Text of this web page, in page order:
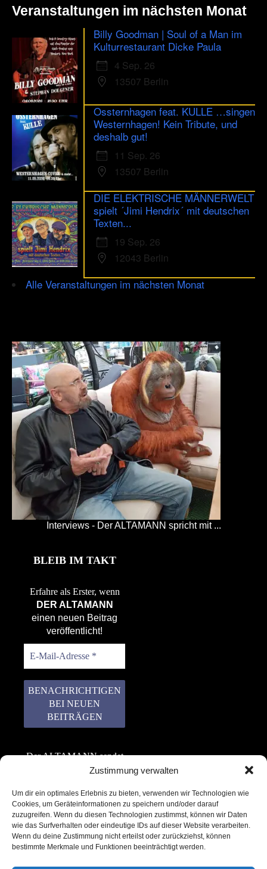
Zustimmung verwalten
Um dir ein optimales Erlebnis zu bieten, verwenden wir Technologien wie
Cookies, um Geräteinformationen zu speichern und/oder darauf
zuzugreifen. Wenn du diesen Technologien zustimmst, können wir Daten
wie das Surfverhalten oder eindeutige IDs auf dieser Website verarbeiten.
Wenn du deine Zustimmung nicht erteilst oder zurückziehst, können
bestimmte Merkmale und Funktionen beeinträchtigt werden.
Veranstaltungen im nächsten Monat
Billy Goodman | Soul of a Man im
Kulturrestaurant Dicke Paula
4 Sep. 26
13507 Berlin
Ossternhagen feat. KULLE …singen
Westernhagen! Kein Tribute, und
deshalb gut!
11 Sep. 26
13507 Berlin
DIE ELEKTRISCHE MÄNNERWELT
spielt ´Jimi Hendrix´ mit deutschen
Texten...
19 Sep. 26
12043 Berlin
Alle Veranstaltungen im nächsten Monat
Interviews - Der ALTAMANN spricht mit ...
BLEIB IM TAKT
Erfahre als Erster, wenn
DER ALTAMANN
einen neuen Beitrag
veröffentlicht!
Der ALTAMANN sendet
keinen Spam! Er gibt
weiter. Erfahre mehr in
unserer
Datenschutzerklärung.